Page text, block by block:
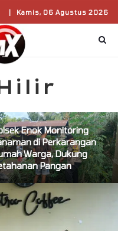
| Kamis, 06 Agustus 2026
Enok Monitoring
di Perkarangan
Warga, Dukung
Pangan